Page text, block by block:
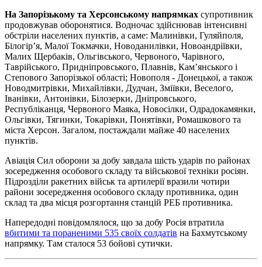
На Запорізькому та Херсонському напрямках супротивник
продовжував оборонятися. Водночас здійснював інтенсивні
обстріли населених пунктів, а саме: Малинівки, Гуляйполя,
Білогір’я, Малої Токмачки, Новоданилівки, Новоандріївки,
Малих Щербаків, Ольгівського, Червоного, Чарівного,
Таврійського, Придніпровського, Плавнів, Кам’янського і
Степового Запорізької області; Новополя - Донецької, а також
Новодмитрівки, Михайлівки, Дудчан, Зміївки, Веселого,
Іванівки, Антонівки, Білозерки, Дніпровського,
Республіканця, Червоного Маяка, Новосілки, Одрадокамянки,
Ольгівки, Тягинки, Токарівки, Понятівки, Ромашкового та
міста Херсон. Загалом, постаждали майже 40 населених
пунктів.
Авіація Сил оборони за добу завдала шість ударів по районах
зосередження особового складу та військової техніки росіян.
Підрозділи ракетних військ та артилерії вразили чотири
райони зосередження особового складу противника, один
склад та два місця розгортання станцій РЕБ противника.
Напередодні повідомлялося, що за добу Росія втратила
вбитими та пораненими 535 своїх солдатів на Бахмутському
напрямку. Там сталося 53 бойові сутички.